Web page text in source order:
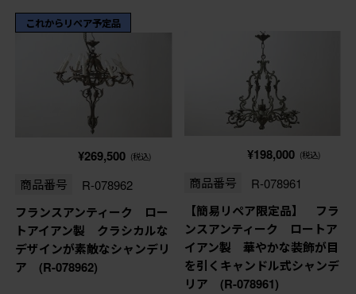
これからリペア予定品
¥269,500 (税込)
商品番号 R-078962
フランスアンティーク ロー
トアイアン製 クラシカルな
デザインが素敵なシャンデリ
ア (R-078962)
¥198,000 (税込)
商品番号 R-078961
【簡易リペア限定品】 フラ
ンスアンティーク ロートア
イアン製 華やかな装飾が目
を引くキャンドル式シャンデ
リア (R-078961)